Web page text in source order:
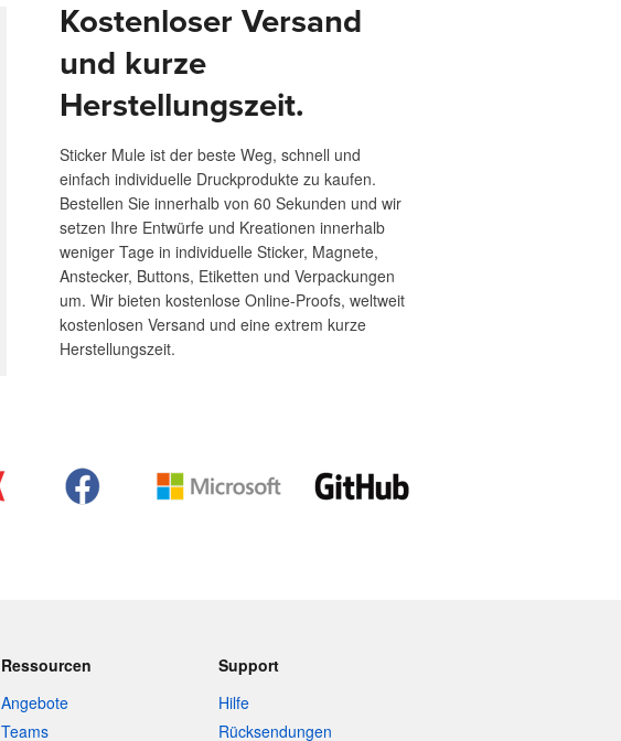
Kostenloser Versand
und kurze
Herstellungszeit.
Sticker Mule ist der beste Weg, schnell und
einfach individuelle Druckprodukte zu kaufen.
Bestellen Sie innerhalb von 60 Sekunden und wir
setzen Ihre Entwürfe und Kreationen innerhalb
weniger Tage in individuelle Sticker, Magnete,
Anstecker, Buttons, Etiketten und Verpackungen
um. Wir bieten kostenlose Online-Proofs, weltweit
kostenlosen Versand und eine extrem kurze
Herstellungszeit.
Ressourcen
Angebote
Teams
Support
Hilfe
Rücksendungen